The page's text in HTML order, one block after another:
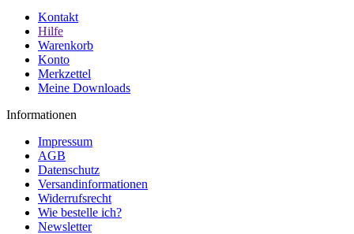
Kontakt
Hilfe
Warenkorb
Konto
Merkzettel
Meine Downloads
Informationen
Impressum
AGB
Datenschutz
Versandinformationen
Widerrufsrecht
Wie bestelle ich?
Newsletter